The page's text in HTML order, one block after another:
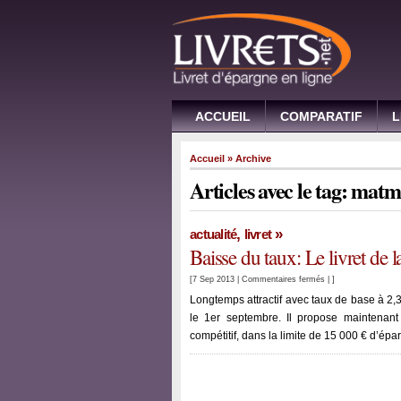
ACCUEIL COMPARATIF
Accueil » Archive
Articles avec le tag:
actualité, livret»
Baisse du taux: Le livret de
[7 Sep 2013 | Commentaires ferméssur
Baisse
du
taux:
| ]
Longtemps attractif avec taux de base à
le 1er septembre. Il propose
compétitif, dans la limite de 15 000 €